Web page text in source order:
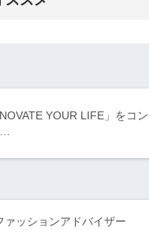
YOUR LIFE」をコ
ァッションアドバイザー